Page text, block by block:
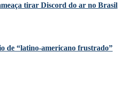
tirar Discord do ar no Brasil
de “latino-americano frustrado”